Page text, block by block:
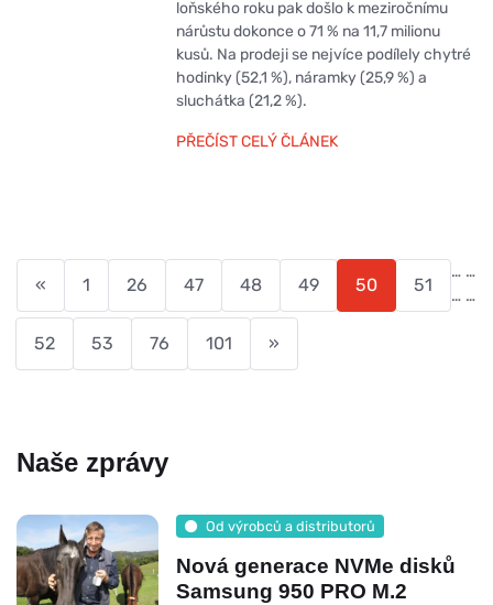
loňského roku pak došlo k meziročnímu
nárůstu dokonce o 71 % na 11,7 milionu
kusů. Na prodeji se nejvíce podílely chytré
hodinky (52,1 %), náramky (25,9 %) a
sluchátka (21,2 %).
PŘEČÍST CELÝ ČLÁNEK
« 1
…
26
…
47 48 49 50 51
52 53
…
76
…
101 »
Naše zprávy
Od výrobců a distributorů
Nová generace NVMe disků
Samsung 950 PRO M.2